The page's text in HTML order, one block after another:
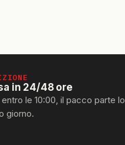
in 24/48 ore
entro le 10:00, il pacco parte lo
giorno.